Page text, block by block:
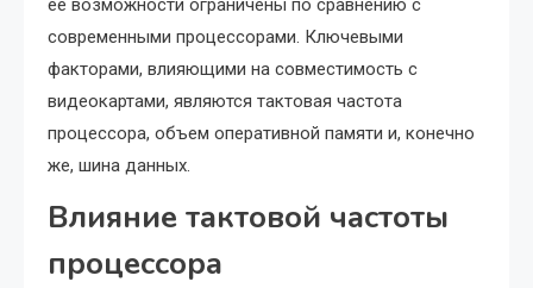
ее возможности ограничены по сравнению с
современными процессорами. Ключевыми
факторами, влияющими на совместимость с
видеокартами, являются тактовая частота
процессора, объем оперативной памяти и, конечно
же, шина данных.
Влияние тактовой частоты
процессора